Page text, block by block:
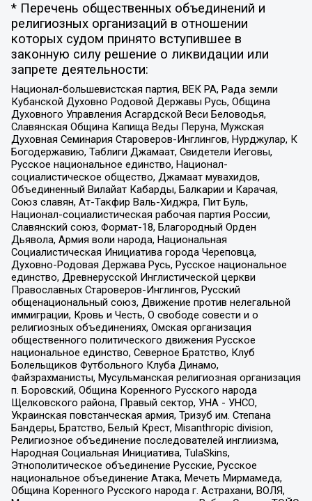
* Перечень общественных объединений и
религиозных организаций в отношении
которых судом принято вступившее в
законную силу решение о ликвидации или
запрете деятельности:
Национал-большевистская партия, ВЕК РА, Рада земли
Кубанской Духовно Родовой Державы Русь, Община
Духовного Управления Асгардской Веси Беловодья,
Славянская Община Капища Веды Перуна, Мужская
Духовная Семинария Староверов-Инглингов, Нурджулар, К
Богодержавию, Таблиги Джамаат, Свидетели Иеговы,
Русское национальное единство, Национал-
социалистическое общество, Джамаат мувахидов,
Объединенный Вилайат Кабарды, Балкарии и Карачая,
Союз славян, Ат-Такфир Валь-Хиджра, Пит Буль,
Национал-социалистическая рабочая партия России,
Славянский союз, Формат-18, Благородный Орден
Дьявола, Армия воли народа, Национальная
Социалистическая Инициатива города Череповца,
Духовно-Родовая Держава Русь, Русское национальное
единство, Древнерусской Инглистической церкви
Православных Староверов-Инглингов, Русский
общенациональный союз, Движение против нелегальной
иммиграции, Кровь и Честь, О свободе совести и о
религиозных объединениях, Омская организация
общественного политического движения Русское
национальное единство, Северное Братство, Клуб
Болельщиков Футбольного Клуба Динамо,
Файзрахманисты, Мусульманская религиозная организация
п. Боровский, Община Коренного Русского народа
Щелковского района, Правый сектор, УНА - УНСО,
Украинская повстанческая армия, Тризуб им. Степана
Бандеры, Братство, Белый Крест, Misanthropic division,
Религиозное объединение последователей инглиизма,
Народная Социальная Инициатива, TulaSkins,
Этнополитическое объединение Русские, Русское
национальное объединение Атака, Мечеть Мирмамеда,
Община Коренного Русского народа г. Астрахани, ВОЛЯ,